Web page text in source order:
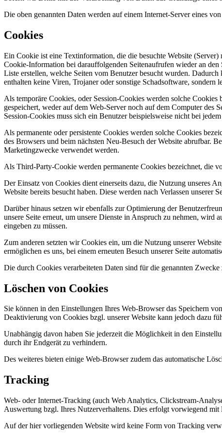
Die oben genannten Daten werden auf einem Internet-Server eines
Cookies
Ein Cookie ist eine Textinformation, die die besuchte Website
Cookie-Information bei darauffolgenden Seitenaufrufen wieder an
Liste erstellen, welche Seiten vom Benutzer besucht wurden.
enthalten keine Viren, Trojaner oder sonstige Schadsoftware,
Als temporäre Cookies, oder Session-Cookies werden solche
gespeichert, weder auf dem Web-Server noch auf dem Computer
Session-Cookies muss sich ein Benutzer beispielsweise nicht bei
Als permanente oder persistente Cookies werden solche Cookies
des Browsers und beim nächsten Neu-Besuch der Website abrufbar.
Marketingzwecke verwendet werden.
Als Third-Party-Cookie werden permanente Cookies bezeichnet, die
Der Einsatz von Cookies dient einerseits dazu, die Nutzung unseres
Website bereits besucht haben. Diese werden nach Verlassen unserer
Darüber hinaus setzen wir ebenfalls zur Optimierung der
unsere Seite erneut, um unsere Dienste in Anspruch zu nehmen, wird
eingeben zu müssen.
Zum anderen setzten wir Cookies ein, um die Nutzung unserer
ermöglichen es uns, bei einem erneuten Besuch unserer Seite
Die durch Cookies verarbeiteten Daten sind für die genannten
Löschen von Cookies
Sie können in den Einstellungen Ihres Web-Browser das Speichern
Deaktivierung von Cookies bzgl. unserer Website kann jedoch dazu
Unabhängig davon haben Sie jederzeit die Möglichkeit in den
durch ihr Endgerät zu verhindern.
Des weiteres bieten einige Web-Browser zudem das automatische
Tracking
Web- oder Internet-Tracking (auch Web Analytics, Clickstream-
Auswertung bzgl. Ihres Nutzerverhaltens. Dies erfolgt vorwiegend
Auf der hier vorliegenden Website wird keine Form von Tracking